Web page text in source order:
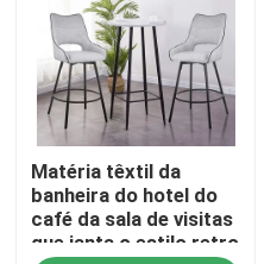
Contatos
Produtos
Mobília da sala de casa
Matéria têxtil da
banheira do hotel do
café da sala de visitas
que janta o estilo retro